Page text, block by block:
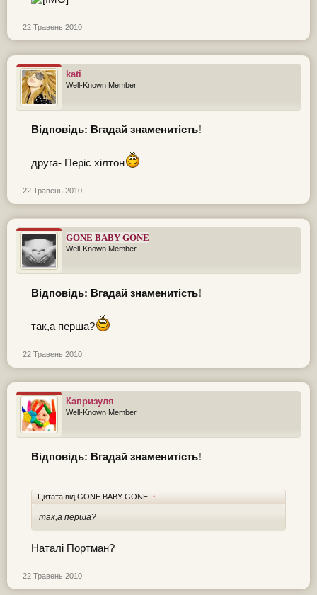
22 Травень 2010
kati
Well-Known Member
Відповідь: Вгадай знаменитість!
друга- Періс хілтон
22 Травень 2010
GONE BABY GONE
Well-Known Member
Відповідь: Вгадай знаменитість!
так,а перша?
22 Травень 2010
Капризуля
Well-Known Member
Відповідь: Вгадай знаменитість!
Цитата від GONE BABY GONE: ↑
так,а перша?
Наталі Портман?
22 Травень 2010